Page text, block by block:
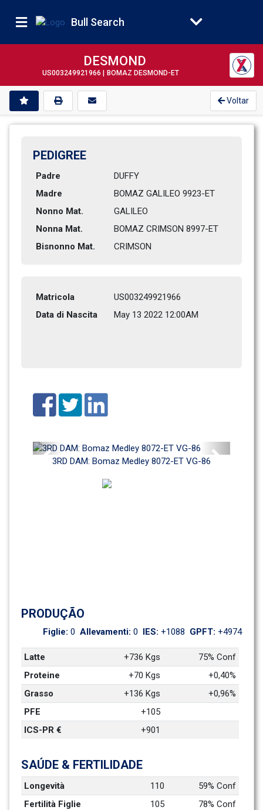
Bull Search
DESMOND
US003249921966 | BOMAZ DESMOND-ET
Voltar
PEDIGREE
Padre
DUFFY
Madre
BOMAZ GALILEO 9923-ET
Nonno Mat.
GALILEO
Nonna Mat.
BOMAZ CRIMSON 8997-ET
Bisnonno Mat.
CRIMSON
Matricola
US003249921966
Data di Nascita
May 13 2022 12:00AM
3RD DAM: Bomaz Medley 8072-ET VG-86
Previous
PRODUÇÃO
Figlie: 0 Allevamenti: 0 IES: +1088 GPFT: +4974
Latte +736 Kgs
75% Conf
Proteine
+70 Kgs
+0,40%
Grasso
+136 Kgs
+0,96%
PFE
+105
ICS-PR €
+901
SAÚDE & FERTILIDADE
Longevità 110
59% Conf
Fertilità Figlie
105
78% Conf